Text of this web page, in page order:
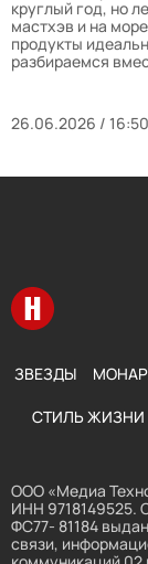
круглый год, но
мастхэв и на
продукты
разбираемся
26.06.2026 / 16:50
Перейти на
ЗВЕЗДЫ
СТИЛЬ ЖИЗНИ
ООО «Медиа
ИНН 9718149525.
ФС77- 81184
связи,